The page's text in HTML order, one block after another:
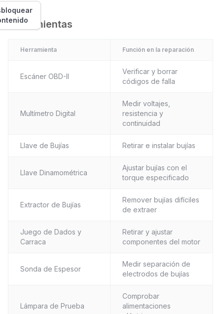
Herramientas
Herramienta Función en la reparación
Escáner OBD-II
Verificar y borrar
códigos de falla
Multímetro Digital
Medir voltajes,
resistencia y
continuidad
Llave de Bujías Retirar e instalar bujías
Llave Dinamométrica
Ajustar bujías con el
torque especificado
Extractor de Bujías
Remover bujías difíciles
de extraer
Juego de Dados y
Carraca
Retirar y ajustar
componentes del motor
Sonda de Espesor
Medir separación de
electrodos de bujías
Lámpara de Prueba
Comprobar
alimentaciones